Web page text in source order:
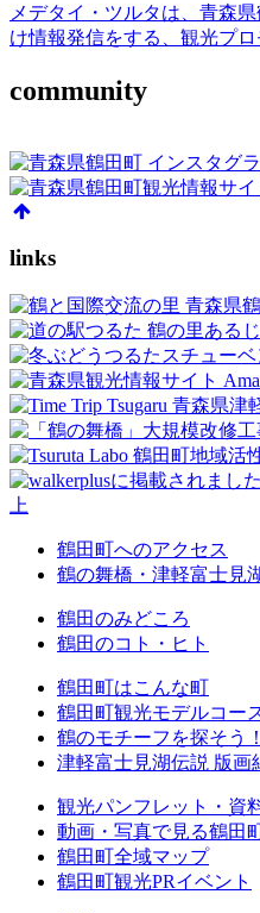
メデタイ・ツルタは、青森
け情報発信をする、観光プ
community
links
鶴田町へのアクセス
鶴の舞橋・津軽富士見
鶴田のみどころ
鶴田のコト・ヒト
鶴田町はこんな町
鶴田町観光モデルコー
鶴のモチーフを探そう！
津軽富士見湖伝説 版画
観光パンフレット・資
動画・写真で見る鶴田
鶴田町全域マップ
鶴田町観光PRイベント